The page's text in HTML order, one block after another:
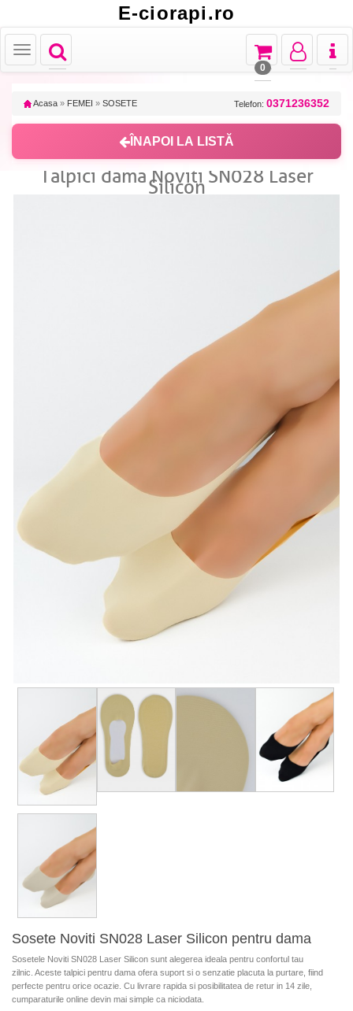
E-ciorapi.ro
Toggle
navigation
Toggle
Toggle
navigation
Toggle
navigation
Toggle
navigation
0
Acasa » FEMEI » SOSETE Telefon: 0371236352
ÎNAPOI LA LISTĂ
Talpici dama Noviti SN028 Laser
Silicon
Sosete Noviti SN028 Laser Silicon pentru dama
Sosetele Noviti SN028 Laser Silicon sunt alegerea ideala pentru confortul tau
zilnic. Aceste talpici pentru dama ofera suport si o senzatie placuta la purtare, fiind
perfecte pentru orice ocazie. Cu livrare rapida si posibilitatea de retur in 14 zile,
cumparaturile online devin mai simple ca niciodata.